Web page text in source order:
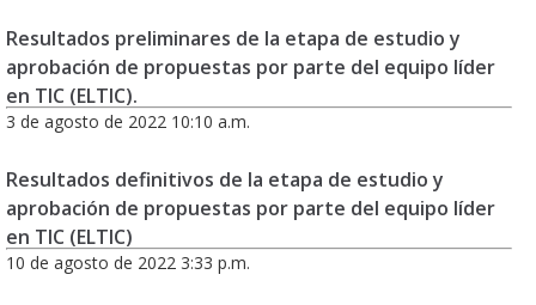
Resultados preliminares de la etapa de estudio y
aprobación de propuestas por parte del equipo líder
en TIC (ELTIC).
3 de agosto de 2022 10:10 a.m.
Resultados definitivos de la etapa de estudio y
aprobación de propuestas por parte del equipo líder
en TIC (ELTIC)
10 de agosto de 2022 3:33 p.m.